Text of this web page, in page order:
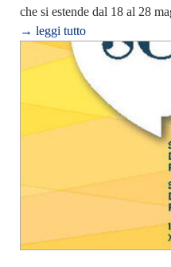
che si estende dal 18 al 28
→ leggi tutto